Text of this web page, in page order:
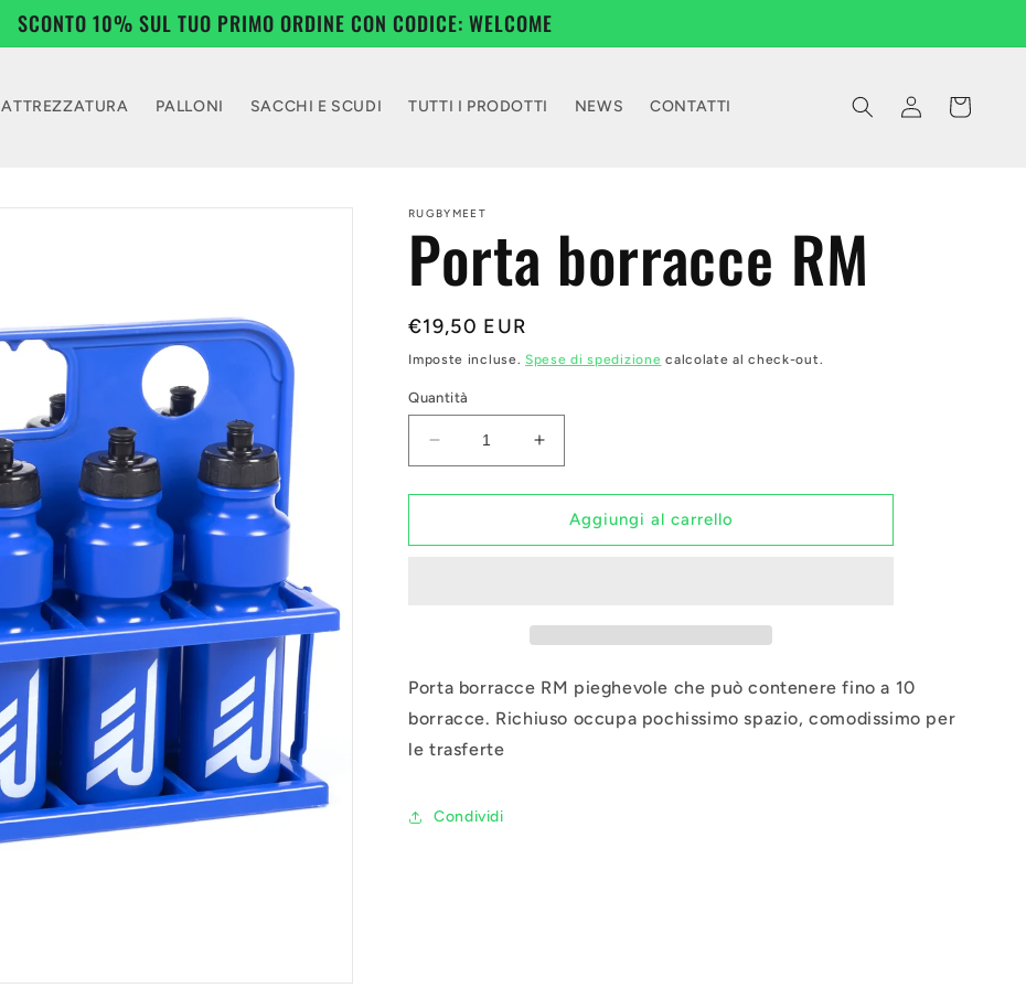
SCONTO 10% SUL TUO PRIMO ORDINE CON CODICE: WELCOME
ATTREZZATURA PALLONI SACCHI E SCUDI TUTTI I PRODOTTI NEWS CONTATTI Accedi Carrello
RUGBYMEET
Porta borracce RM
Prezzo
di
listino
€19,50 EUR
Imposte incluse.Spese di spedizione calcolate al check-out.
Quantità
Diminuisci
quantità
per
borracce
Aumenta
quantità
per
Porta
borracce
Aggiungi al carrello
Porta borracce RM pieghevole che può contenere fino a 10
borracce. Richiuso occupa pochissimo spazio, comodissimo per
le trasferte
Condividi